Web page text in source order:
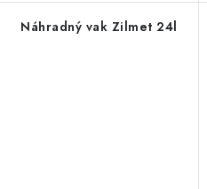
Náhradný vak Zilmet 24l